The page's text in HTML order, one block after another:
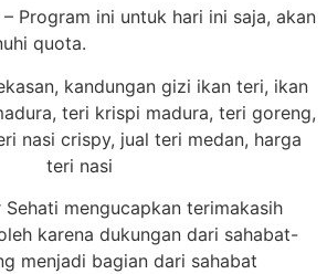
Program ini untuk hari ini saja, akan
quota.
Sehati mengucapkan terimakasih
karena dukungan dari sahabat-
menjadi bagian dari sahabat